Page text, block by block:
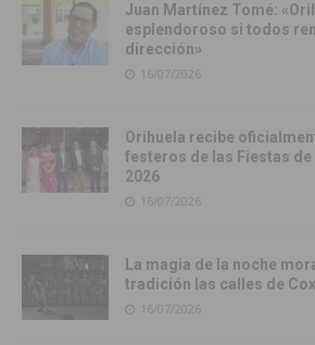
Juan Martínez Tomé:
esplendoroso si todos
dirección»
16/07/2026
Orihuela recibe
festeros de las Fiestas
2026
16/07/2026
La magia de la noche
tradición las calles de Cox
16/07/2026